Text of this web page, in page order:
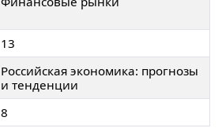
13
Российская экономика: прогнозы
и тенденции
8